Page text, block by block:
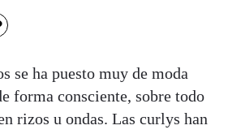
se ha puesto muy de moda
forma consciente, sobre todo
rizos u ondas. Las curlys han